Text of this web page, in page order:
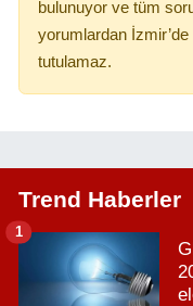
bulunuyor ve tüm
yorumlardan
tutulamaz.
Trend Haberler
1